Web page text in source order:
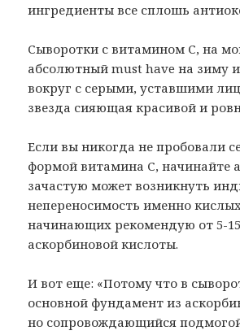
ингредиенты все сплошь
Сыворотки с витамином С, на
абсолютный must have на зиму и
вокруг с серыми, уставшими
звезда сияющая красивой и
Если вы никогда не пробовали
формой витамина С, начинайте
зачастую может возникнуть
непереносимость именно
начинающих рекомендую от 5-
аскорбиновой кислоты.
И вот еще: «Потому что в
основной фундамент из
но сопровождающийся